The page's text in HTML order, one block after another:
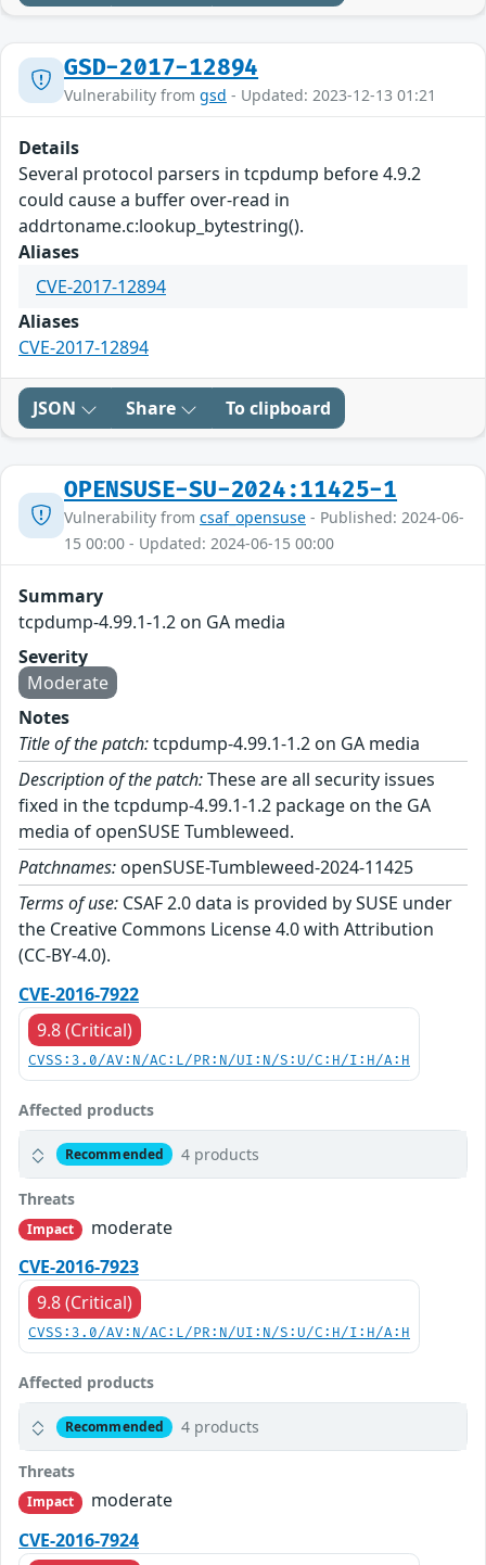
GSD-2017-12894
Vulnerability from gsd - Updated: 2023-12-13 01:21
Details
Several protocol parsers in tcpdump before 4.9.2
could cause a buffer over-read in
addrtoname.c:lookup_bytestring().
Aliases
CVE-2017-12894
Aliases
CVE-2017-12894
JSON Share To clipboard
OPENSUSE-SU-2024:11425-1
Vulnerability from csaf_opensuse - Published: 2024-06-
15 00:00 - Updated: 2024-06-15 00:00
Summary
tcpdump-4.99.1-1.2 on GA media
Severity
Moderate
Notes
Title of the patch:tcpdump-4.99.1-1.2 on GA media
Description of the patch:These are all security issues
fixed in the tcpdump-4.99.1-1.2 package on the GA
media of openSUSE Tumbleweed.
Patchnames: openSUSE-Tumbleweed-2024-11425
Terms of use: CSAF 2.0 data is provided by SUSE under
the Creative Commons License 4.0 with Attribution
(CC-BY-4.0).
CVE-2016-7922
9.8 (Critical)
CVSS:3.0/AV:N/AC:L/PR:N/UI:N/S:U/C:H/I:H/A:H
Affected products
Recommended 4 products
Threats
Impact
moderate
CVE-2016-7923
9.8 (Critical)
CVSS:3.0/AV:N/AC:L/PR:N/UI:N/S:U/C:H/I:H/A:H
Affected products
Recommended 4 products
Threats
Impact
moderate
CVE-2016-7924